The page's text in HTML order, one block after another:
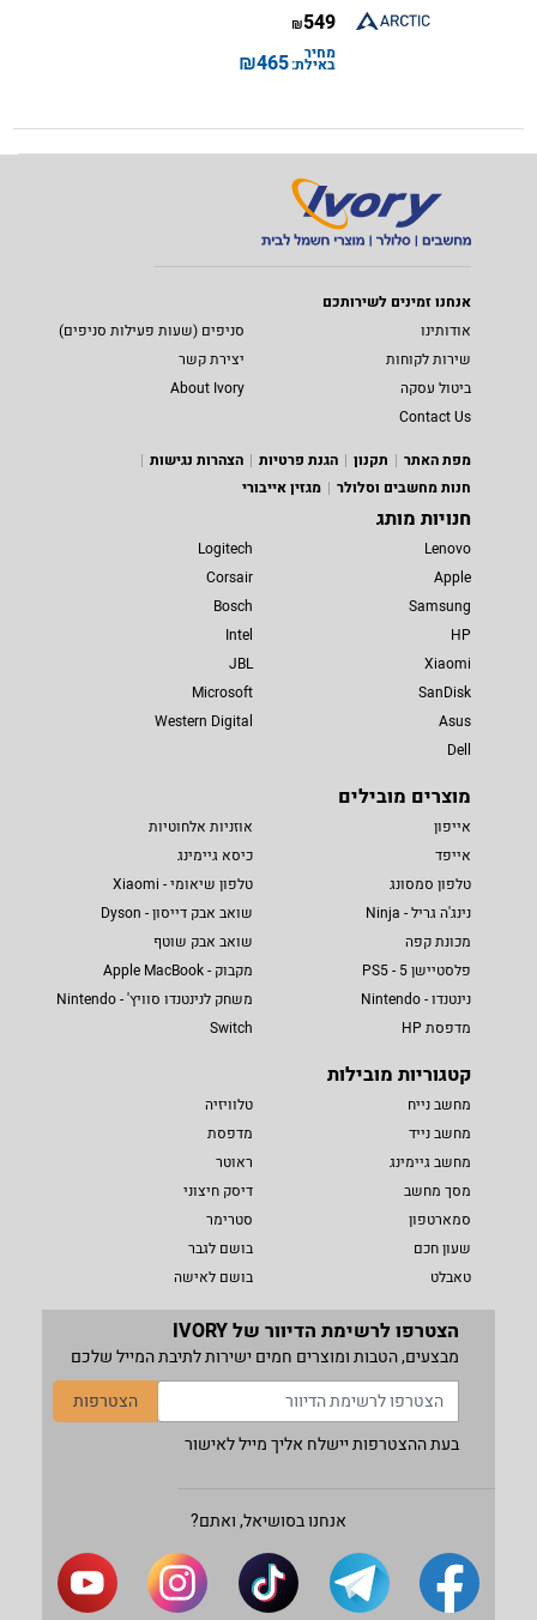
549
₪
מחיר
באילת:465
₪
אנחנו זמינים לשירותכם
אודותינו
סניפים (שעות פעילות סניפים)
שירות לקוחות
יצירת קשר
ביטול עסקה
About Ivory
Contact Us
מפת האתר
תקנון הגנת פרטיות
הצהרות נגישות
חנות מחשבים וסלולר
מגזין אייבורי
חנויות מותג
Lenovo
Apple
Samsung
HP
Xiaomi
SanDisk
Asus
Dell
Logitech
Corsair
Bosch
Intel
JBL
Microsoft
Western Digital
מוצרים מובילים
אייפון
אייפד
טלפון סמסונג
נינג'ה גריל - Ninja
מכונת קפה
פלסטיישן 5 - PS5
נינטנדו - Nintendo
מדפסת HP
אוזניות אלחוטיות
כיסא גיימינג
טלפון שיאומי - Xiaomi
שואב אבק דייסון - Dyson
שואב אבק שוטף
מקבוק - Apple MacBook
משחק לנינטנדו סוויץ' - Nintendo
Switch
קטגוריות מובילות
מחשב נייח
מחשב נייד
מחשב גיימינג
מסך מחשב
סמארטפון
שעון חכם
טאבלט
טלוויזיה
מדפסת
ראוטר
דיסק חיצוני
סטרימר
בושם לגבר
בושם לאישה
הצטרפו לרשימת הדיוור של IVORY
מבצעים, הטבות ומוצרים חמים ישירות לתיבת המייל שלכם
הצטרפות
בעת ההצטרפות יישלח אליך מייל לאישור
אנחנו בסושיאל, ואתם?